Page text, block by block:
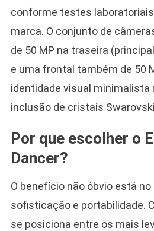
conforme testes
marca. O conjunto de
de 50 MP na traseira
e uma frontal também de 50
identidade visual minimalista
inclusão de cristais
Por que escolher o
Dancer?
O benefício não óbvio está
sofisticação e portabilidade.
se posiciona entre os mais